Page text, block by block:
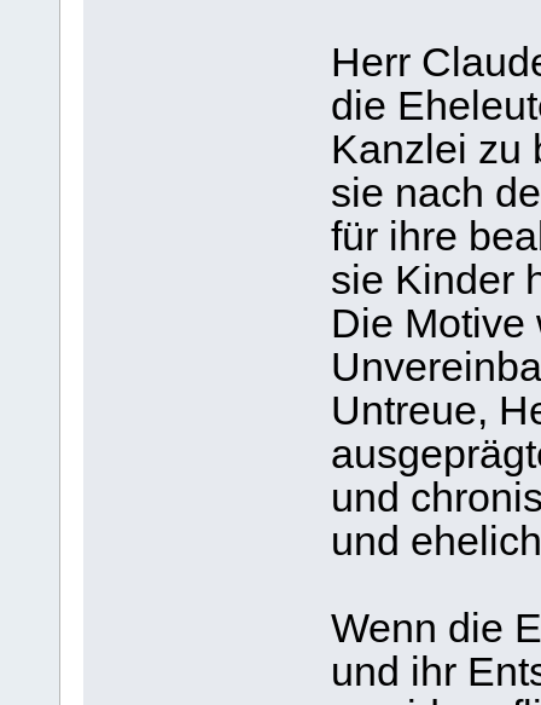
Herr
die
Kanzlei zu
sie nach
für ihre
sie Kinder
Die Motive
Untreue,
und
und
Wenn die
und ihr